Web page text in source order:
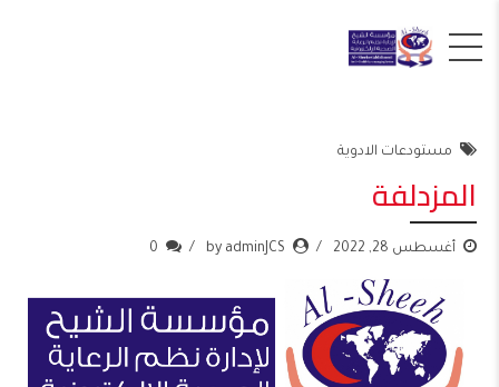
مستودعات الادوية
المزدلفة
أغسطس 28, 2022 by adminJCS
0